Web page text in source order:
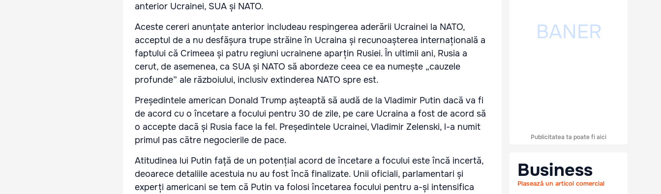
anterior Ucrainei, SUA și NATO.
Aceste cereri anunțate anterior includeau respingerea aderării Ucrainei la NATO,
acceptul de a nu desfășura trupe străine în Ucraina și recunoașterea internațională a
faptului că Crimeea și patru regiuni ucrainene aparțin Rusiei. În ultimii ani, Rusia a
cerut, de asemenea, ca SUA și NATO să abordeze ceea ce ea numește „cauzele
profunde” ale războiului, inclusiv extinderea NATO spre est.
Președintele american Donald Trump așteaptă să audă de la Vladimir Putin dacă va fi
de acord cu o încetare a focului pentru 30 de zile, pe care Ucraina a fost de acord să
o accepte dacă și Rusia face la fel. Președintele Ucrainei, Vladimir Zelenski, l-a numit
primul pas către negocierile de pace.
Atitudinea lui Putin față de un potențial acord de încetare a focului este încă incertă,
deoarece detaliile acestuia nu au fost încă finalizate. Unii oficiali, parlamentari și
experți americani se tem că Putin va folosi încetarea focului pentru a-și intensifica
Publicitatea ta poate fi aici
Business
Plasează un articol comercial